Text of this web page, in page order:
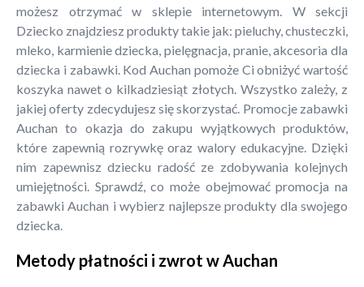
możesz otrzymać w sklepie internetowym. W sekcji
Dziecko znajdziesz produkty takie jak: pieluchy, chusteczki,
mleko, karmienie dziecka, pielęgnacja, pranie, akcesoria dla
dziecka i zabawki. Kod Auchan pomoże Ci obniżyć wartość
koszyka nawet o kilkadziesiąt złotych. Wszystko zależy, z
jakiej oferty zdecydujesz się skorzystać. Promocje zabawki
Auchan to okazja do zakupu wyjątkowych produktów,
które zapewnią rozrywkę oraz walory edukacyjne. Dzięki
nim zapewnisz dziecku radość ze zdobywania kolejnych
umiejętności. Sprawdź, co może obejmować promocja na
zabawki Auchan i wybierz najlepsze produkty dla swojego
dziecka.
Metody płatności i zwrot w Auchan